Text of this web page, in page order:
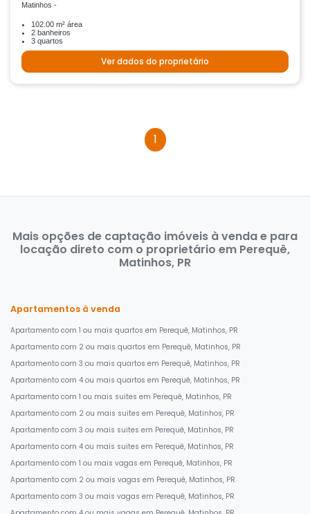
Matinhos -
102.00 m² área
2 banheiros
3 quartos
Ver dados do proprietário
1
Mais opções de captação imóveis à venda e para
locação direto com o proprietário em Perequê,
Matinhos, PR
Apartamentos à venda
Apartamento com 1 ou mais quartos em Perequê, Matinhos, PR
Apartamento com 2 ou mais quartos em Perequê, Matinhos, PR
Apartamento com 3 ou mais quartos em Perequê, Matinhos, PR
Apartamento com 4 ou mais quartos em Perequê, Matinhos, PR
Apartamento com 1 ou mais suites em Perequê, Matinhos, PR
Apartamento com 2 ou mais suites em Perequê, Matinhos, PR
Apartamento com 3 ou mais suites em Perequê, Matinhos, PR
Apartamento com 4 ou mais suites em Perequê, Matinhos, PR
Apartamento com 1 ou mais vagas em Perequê, Matinhos, PR
Apartamento com 2 ou mais vagas em Perequê, Matinhos, PR
Apartamento com 3 ou mais vagas em Perequê, Matinhos, PR